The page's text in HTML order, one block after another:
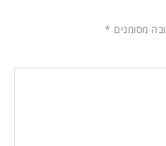
מסומנים *